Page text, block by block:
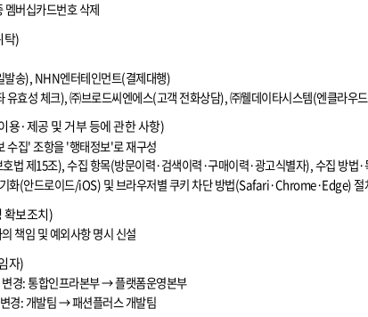
멤버십카드번호 삭제
탁)
발송), NHN엔터테인먼트(결제대행)
유효성 체크),㈜브로드씨엔에스(고객 전화상담), ㈜웰데이타시스템(엔클라우드
용·제공 및 거부 등에 관한 사항)
수집' 조항을'행태정보'로 재구성
법 제15조),수집 항목(방문이력·검색이력·구매이력·광고식별자),수집 방법·
화(안드로이드/iOS) 및 브라우저별 쿠키 차단 방법(Safari·Chrome·Edge) 절
확보조치)
책임 및 예외사항 명시 신설
자)
경:통합인프라본부→플랫폼운영본부
경: 개발팀→패션플러스 개발팀